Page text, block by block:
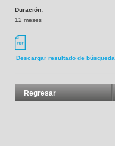
Duración:
12 meses
Descargar resultado de búsqueda
Regresar